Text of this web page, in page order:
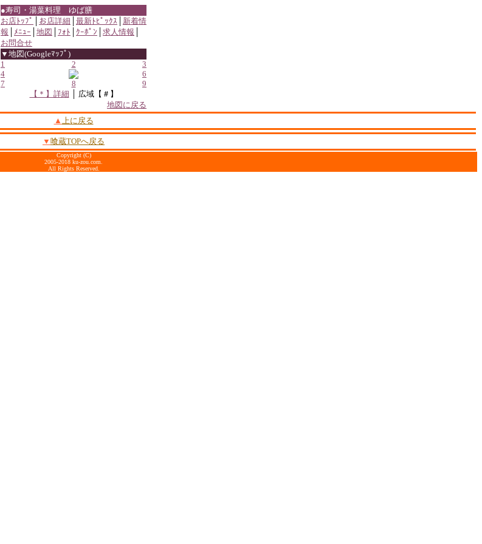
●寿司・湯葉料理 ゆば膳
お店ﾄｯﾌﾟ
お店詳細 最新ﾄﾋﾟｯｸｽ
新着情
報
ﾒﾆｭｰ 地図 ﾌｫﾄ ｸｰﾎﾟﾝ 求人情報
お問合せ
▼地図(Googleﾏｯﾌﾟ)
1
2
3
4
6
7
8
9
【＊】詳細 │ 広域【＃】
地図に戻る
▲ 上に戻る
▼ 喰蔵TOPへ戻る
Copyright (C)
2005-2018 ku-zou.com.
All Rights Reserved.